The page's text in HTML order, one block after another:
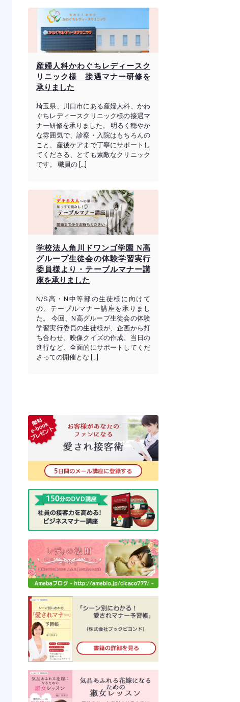
産婦人科かわぐちレディースク
リニック様 接遇マナー研修を
承りました
埼玉県、川口市にある産婦人科、かわ
ぐちレディースクリニック様の接遇マ
ナー研修を承りました。 明るく穏やか
な雰囲気で、診察・入院はもちろんの
こと、産後ケアまで丁寧にサポートし
てくださる、とても素敵なクリニック
です。 職員の […]
学校法人角川ドワンゴ学園 N高
グループ生徒会の体験学習実行
委員様より・テーブルマナー講
座を承りました
N/S高・N中等部の生徒様に向けて
の、テーブルマナー講座を承りまし
た。 今回、N高グループ生徒会の体験
学習実行委員の生徒様が、企画から打
ち合わせ、映像クイズの作成、当日の
進行など、全面的にサポートしてくだ
さっての開催とな […]